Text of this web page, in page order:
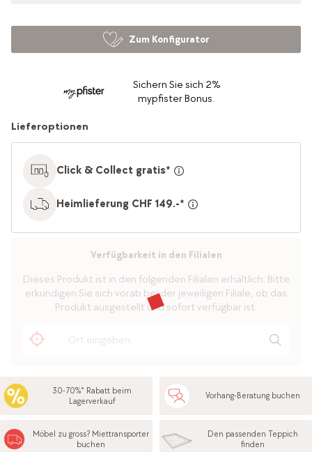
Sichern Sie sich 2%
mypfister Bonus.
Zum Konfigurator
Lieferoptionen
Click & Collect gratis*
Heimlieferung CHF 149.-*
Verfügbarkeit in den Filialen
Dieses Produkt ist in den folgenden Filialen erhältlich. Bitte
erkundigen Sie sich vorab bei der jeweiligen Filiale, ob das
Produkt ausgestellt und sofort verfügbar ist.
30-70%* Rabatt beim
Lagerverkauf
Vorhang-Beratung buchen
Möbel zu gross? Miettransporter
buchen
Den passenden Teppich
finden